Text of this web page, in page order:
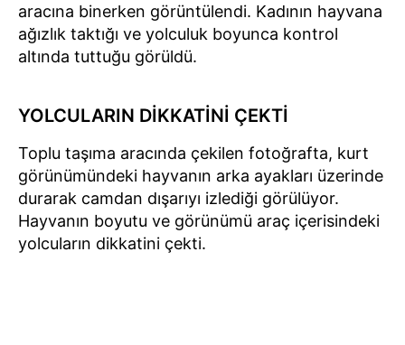
aracına binerken görüntülendi. Kadının hayvana
ağızlık taktığı ve yolculuk boyunca kontrol
altında tuttuğu görüldü.
YOLCULARIN DİKKATİNİ ÇEKTİ
Toplu taşıma aracında çekilen fotoğrafta, kurt
görünümündeki hayvanın arka ayakları üzerinde
durarak camdan dışarıyı izlediği görülüyor.
Hayvanın boyutu ve görünümü araç içerisindeki
yolcuların dikkatini çekti.